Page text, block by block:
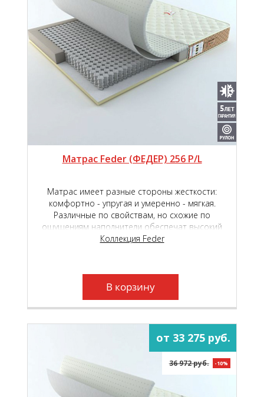
Матрас Feder (ФЕДЕР) 256 P/L
Матрас имеет разные стороны жесткости:
комфортно - упругая и умеренно - мягкая.
Различные по свойствам, но схожие по
ощущениям наполнители обеспечат высокий
уровень комфорта во время сна и отдыха.
Коллекция Feder
В корзину
от 33 275 руб.
36 972 руб. -10%